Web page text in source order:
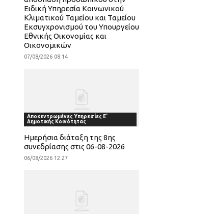
Ειδική Υπηρεσία Κοινωνικού
Κλιματικού Ταμείου και Ταμείου
Εκσυγχρονισμού του Υπουργείου
Εθνικής Οικονομίας και
Οικονομικών
07/08/2026 08:14
Αποκεντρωμένες Υπηρεσίες Ε'
Δημοτικής Κοινότητας
Ημερήσια διάταξη της 8ης
συνεδρίασης στις 06-08-2026
06/08/2026 12:27